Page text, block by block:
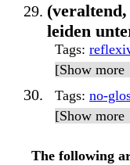
leiden
Tags:
[Show
Tags: no-
[Show
The following